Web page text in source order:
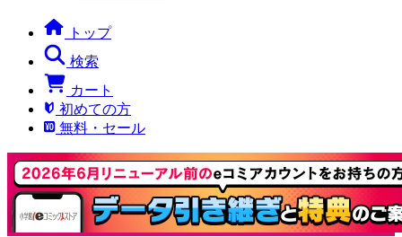
トップ
検索
カート
初めての方
無料・セール